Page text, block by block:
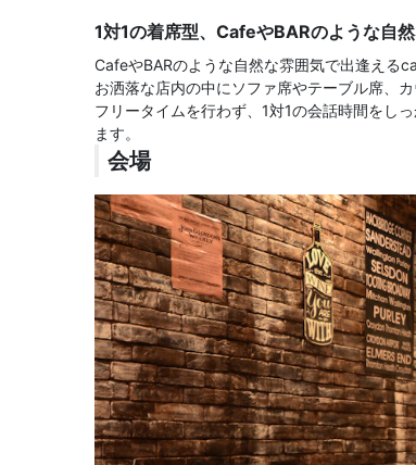
1対1の着席型、CafeやBARのような自
CafeやBARのような自然な雰囲気で出逢える
お洒落な店内の中にソファ席やテーブル席、
フリータイムを行わず、1対1の会話時間をし
ます。
会場